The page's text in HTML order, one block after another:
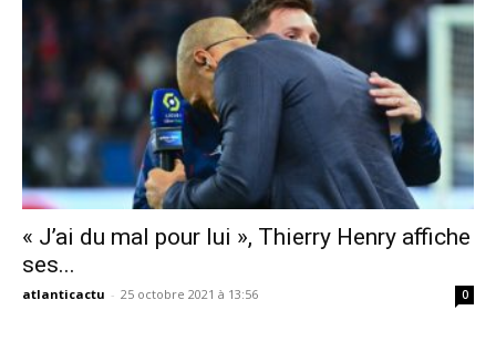
« J’ai du mal pour lui », Thierry Henry affiche
ses...
atlanticactu - 25 octobre 2021 à 13:56 0